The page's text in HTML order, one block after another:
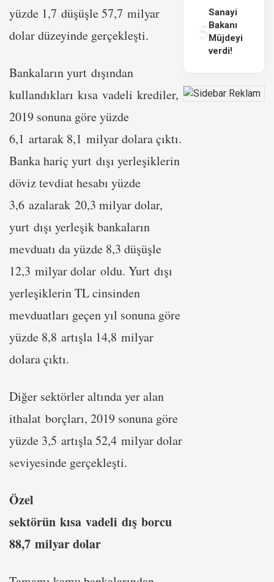
yüzde 1,7 düşüşle 57,7 milyar
dolar düzeyinde gerçekleşti.
Bankaların yurt dışından
kullandıkları kısa vadeli krediler,
2019 sonuna göre yüzde
6,1 artarak 8,1 milyar dolara çıktı.
Banka hariç yurt dışı yerleşiklerin
döviz tevdiat hesabı yüzde
3,6 azalarak 20,3 milyar dolar,
yurt dışı yerleşik bankaların
mevduatı da yüzde 8,3 düşüşle
12,3 milyar dolar oldu. Yurt dışı
yerleşiklerin TL cinsinden
mevduatları geçen yıl sonuna göre
yüzde 8,8 artışla 14,8 milyar
dolara çıktı.
Diğer sektörler altında yer alan
ithalat borçları, 2019 sonuna göre
yüzde 3,5 artışla 52,4 milyar dolar
seviyesinde gerçekleşti.
Özel
sektörün kısa vadeli dış borcu
88,7 milyar dolar
Sanayi
Bakanı
Müjdeyi
verdi!